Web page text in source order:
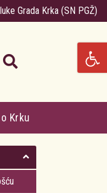
Grada Krka (SN PGŽ)
Krku